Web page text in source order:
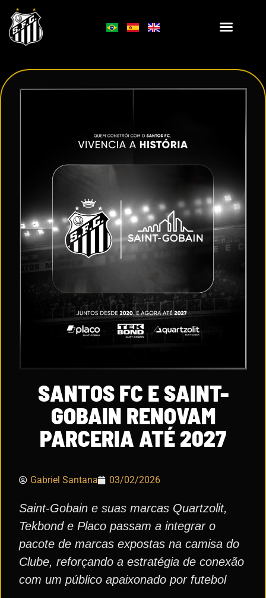
SANTOS FC E SAINT-
GOBAIN RENOVAM
PARCERIA ATÉ 2027
Gabriel Santana 03/02/2026
Saint-Gobain e suas marcas Quartzolit,
Tekbond e Placo passam a integrar o
pacote de marcas expostas na camisa do
Clube, reforçando a estratégia de conexão
com um público apaixonado por futebol